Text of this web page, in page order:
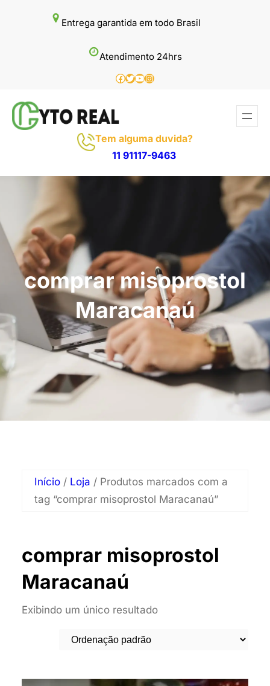
Entrega garantida em todo Brasil
Atendimento 24hrs
Facebook
Twitter
Youtube
Instagram
Tem alguma duvida?
11 91117-9463
comprar misoprostol
Maracanaú
Início / Loja / Produtos marcados com a
tag “comprar misoprostol Maracanaú”
comprar misoprostol
Maracanaú
Exibindo um único resultado